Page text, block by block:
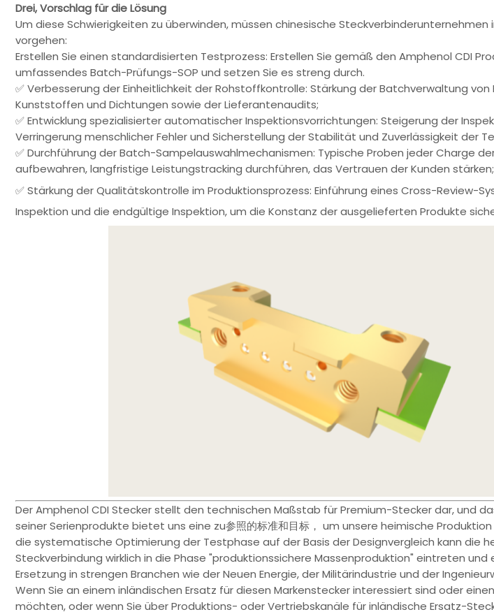
Drei, Vorschlag für die Lösung
Um diese Schwierigkeiten zu überwinden, müssen chinesische
vorgehen:
Erstellen Sie einen standardisierten Testprozess: Erstellen Sie gemäß den Amphenol CDI
umfassendes Batch-Prüfungs-SOP und setzen Sie es streng durch.
✅ Verbesserung der Einheitlichkeit der Rohstoffkontrolle: Stärkung der Batchverwaltung
Kunststoffen und Dichtungen sowie der Lieferantenaudits;
✅ Entwicklung spezialisierter automatischer Inspektionsvorrichtungen: Steigerung der
Verringerung menschlicher Fehler und Sicherstellung der Stabilität und Zuverlässigkeit der
✅ Durchführung der Batch-Sampelauswahlmechanismen: Typische Proben jeder Charge
aufbewahren, langfristige Leistungstracking durchführen, das Vertrauen der Kunden stärken;
✅ Stärkung der Qualitätskontrolle im Produktionsprozess: Einführung eines Cross-Review-
Inspektion und die endgültige Inspektion, um die Konstanz der ausgelieferten Produkte
Der Amphenol CDI Stecker stellt den technischen Maßstab für Premium-Stecker dar, und
seiner Serienprodukte bietet uns eine zu参照的标准和目标， um unsere heimische
die systematische Optimierung der Testphase auf der Basis der Designvergleich kann die
Steckverbindung wirklich in die Phase "produktionssichere Massenproduktion" eintreten und
Ersetzung in strengen Branchen wie der Neuen Energie, der Militärindustrie und der
Wenn Sie an einem inländischen Ersatz für diesen Markenstecker interessiert sind oder
möchten, oder wenn Sie über Produktions- oder Vertriebskanäle für inländische Ersatz-